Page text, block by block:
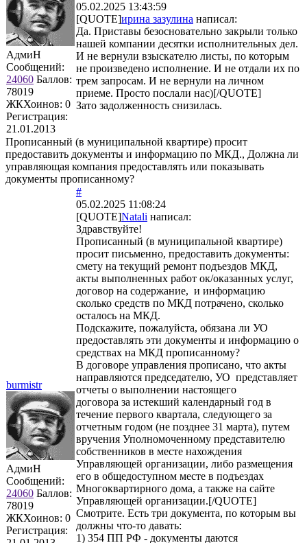
АдмиН
Сообщений:
24060 Баллов:
78019
ЖКХоинов: 0
Регистрация:
21.01.2013
05.02.2025 13:43:59
[QUOTE]ирина зазулина написал:
Да. Приставы безосновательно закрыли только
нашей компании десятки исполнительных дел.
И не вернули взыскателю листы, по которым
не произведено исполнение. И не отдали их по
трем запросам. И не вернули на личном
приеме. Просто послали нас)[/QUOTE]
Зато задолженность снизилась.
Прописанный (в муниципальной квартире) просит
предоставить документы и информацию по МКД., Должна ли
управляющая компания предоставлять или показывать
документы прописанному?
burmistr
АдмиН
Сообщений:
24060 Баллов:
78019
ЖКХоинов: 0
Регистрация:
#
05.02.2025 11:08:24
[QUOTE]Natali написал:
Здравствуйте!
Прописанный (в муниципальной квартире)
просит письменно, предоставить документы:
смету на текущий ремонт подъездов МКД,
акты выполненных работ ок/оказанных услуг,
договор на содержание, и информацию
сколько средств по МКД потрачено, сколько
осталось на МКД.
Подскажите, пожалуйста, обязана ли УО
предоставлять эти документы и информацию о
средствах на МКД прописанному?
В договоре управления прописано, что акты
направляются председателю, УО представляет
отчеты о выполнении настоящего
договора за истекший календарный год в
течение первого квартала, следующего за
отчетным годом (не позднее 31 марта), путем
вручения Уполномоченному представителю
собственников в месте нахождения
Управляющей организации, либо размещения
его в общедоступном месте в подъездах
Многоквартирного дома, а также на сайте
Управляющей организации.[/QUOTE]
Смотрите. Есть три документа, по которым вы
должны что-то давать:
1) 354 ПП РФ - документы даются